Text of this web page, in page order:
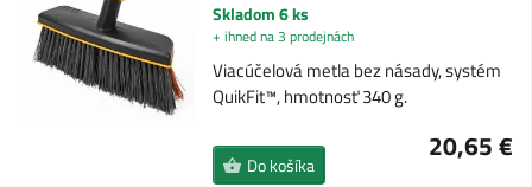
Skladom 6 ks
+ ihned na 3 prodejnách
Viacúčelová metla bez násady, systém
QuikFit™, hmotnosť 340 g.
20,65 €
Do košíka